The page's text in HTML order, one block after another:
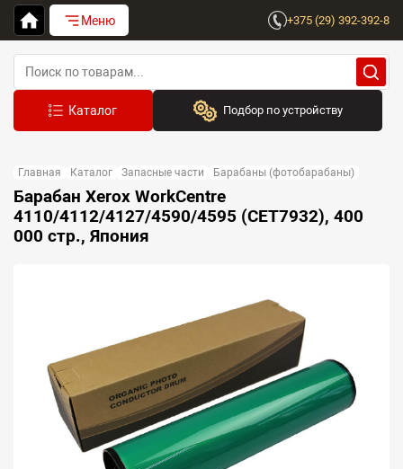
Меню +375 (29) 392-392-8
Подбор по устройству
Выберите бренд
Устройство:
Главная Каталог Запасные части Барабаны (фотобарабаны)
Барабан Xerox WorkCentre
4110/4112/4127/4590/4595 (CET7932), 400
000 стр., Япония